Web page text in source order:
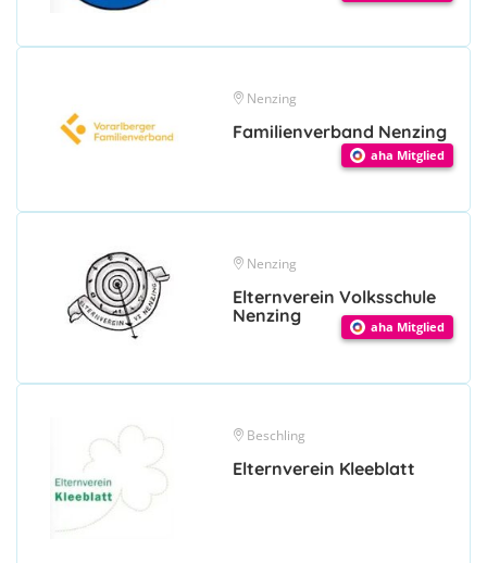
Nenzing
Familienverband Nenzing
aha Mitglied
Nenzing
Elternverein Volksschule
Nenzing
aha Mitglied
Beschling
Elternverein Kleeblatt